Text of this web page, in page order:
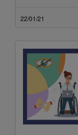
22/01/21